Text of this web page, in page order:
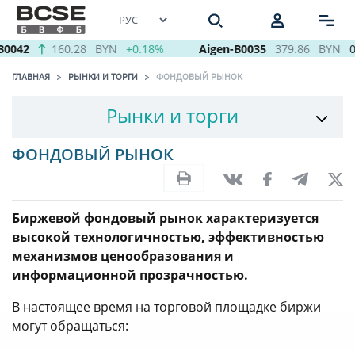
160.28 BYN +0.18% Aigen-B0035 379.86 BYN
ГЛАВНАЯ РЫНКИ И ТОРГИ ФОНДОВЫЙ РЫНОК
Рынки и торги
ФОНДОВЫЙ РЫНОК
Биржевой фондовый рынок характеризуется
высокой технологичностью, эффективностью
механизмов ценообразования и
информационной прозрачностью.
В настоящее время на торговой площадке биржи
могут обращаться: